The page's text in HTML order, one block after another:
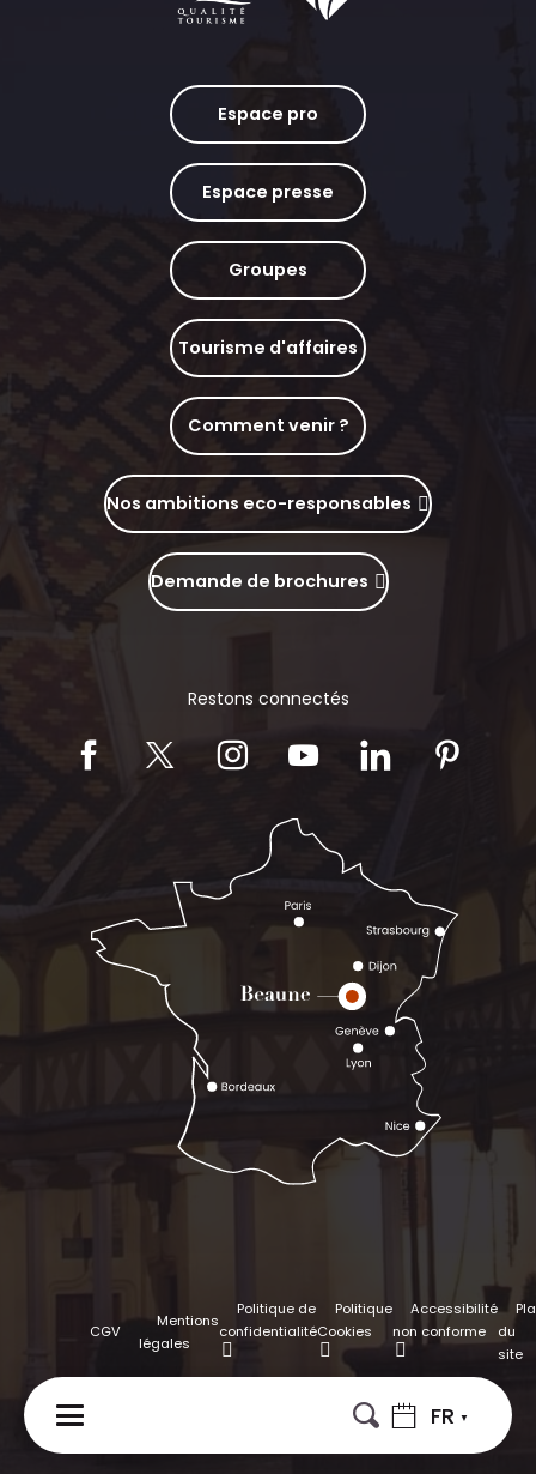
FR
Espace pro
Espace presse
Groupes
Tourisme d'affaires
Comment venir ?
Nos ambitions eco-responsables
Demande de brochures
Restons connectés
CGV
Mentions
légales
Politique de
confidentialité
Politique
Cookies
Accessibilité
non conforme
du
site